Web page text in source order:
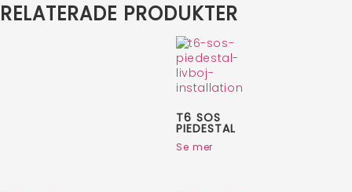
RELATERADE PRODUKTER
T6 SOS
PIEDESTAL
Se mer